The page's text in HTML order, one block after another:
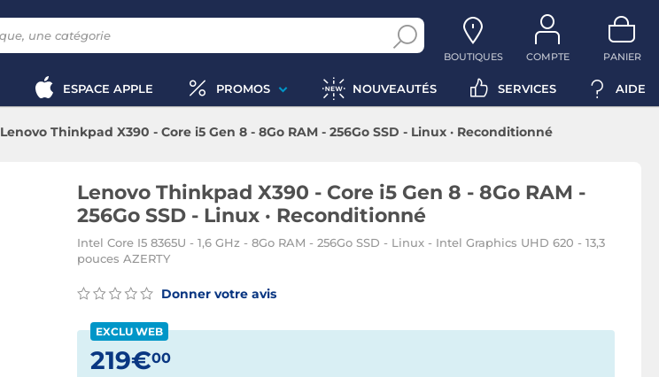
BOUTIQUES COMPTE PANIER
ESPACE APPLE PROMOS NOUVEAUTÉS SERVICES AIDE
Lenovo Thinkpad X390 - Core i5 Gen 8 - 8Go RAM - 256Go SSD - Linux · Reconditionné
Lenovo Thinkpad X390 - Core i5 Gen 8 - 8Go RAM -
256Go SSD - Linux · Reconditionné
Intel Core I5 8365U - 1,6 GHz - 8Go RAM - 256Go SSD - Linux - Intel Graphics UHD 620 - 13,3
pouces AZERTY
Donner votre avis
EXCLU WEB
219€00